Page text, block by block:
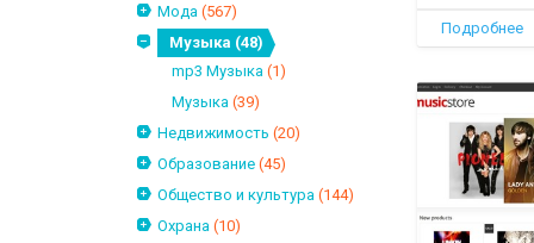
Мода (567)
Музыка (48)
mp3 Музыка (1)
Музыка (39)
Недвижимость (20)
Образование (45)
Общество и культура (144)
Охрана (10)
Подробнее